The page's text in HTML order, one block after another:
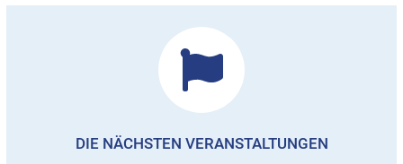
DIE NÄCHSTEN VERANSTALTUNGEN